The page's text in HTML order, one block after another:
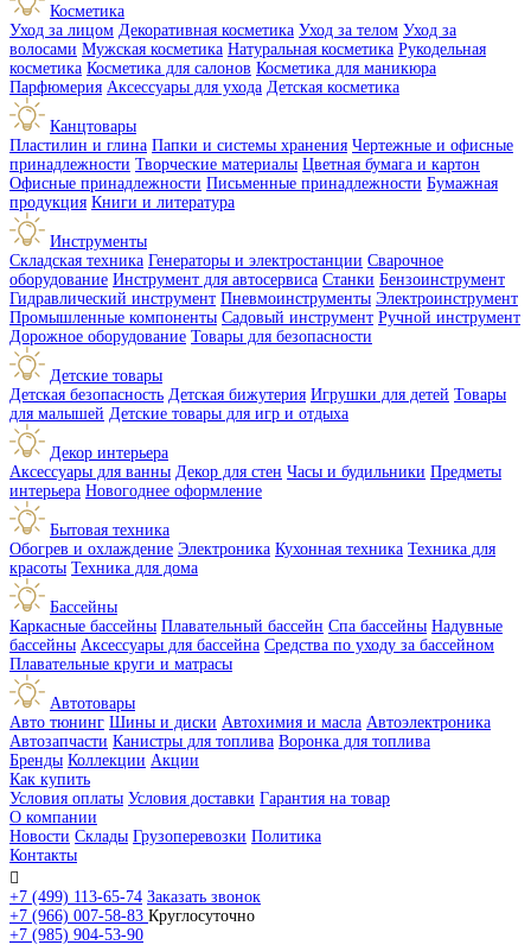
Косметика
Уход за лицом Декоративная косметика Уход за телом Уход за
волосами Мужская косметика Натуральная косметика Рукодельная
косметика Косметика для салонов Косметика для маникюра
Парфюмерия Аксессуары для ухода Детская косметика
Канцтовары
Пластилин и глина Папки и системы хранения Чертежные и офисные
принадлежности Творческие материалы Цветная бумага и картон
Офисные принадлежности Письменные принадлежности Бумажная
продукция Книги и литература
Инструменты
Складская техника Генераторы и электростанции Сварочное
оборудование Инструмент для автосервиса Станки Бензоинструмент
Гидравлический инструмент Пневмоинструменты Электроинструмент
Промышленные компоненты Садовый инструмент Ручной инструмент
Дорожное оборудование Товары для безопасности
Детские товары
Детская безопасность Детская бижутерия Игрушки для детей Товары
для малышей Детские товары для игр и отдыха
Декор интерьера
Аксессуары для ванны Декор для стен Часы и будильники Предметы
интерьера Новогоднее оформление
Бытовая техника
Обогрев и охлаждение Электроника Кухонная техника Техника для
красоты Техника для дома
Бассейны
Каркасные бассейны Плавательный бассейн Спа бассейны Надувные
бассейны Аксессуары для бассейна Средства по уходу за бассейном
Плавательные круги и матрасы
Автотовары
Авто тюнинг Шины и диски Автохимия и масла Автоэлектроника
Автозапчасти Канистры для топлива Воронка для топлива
Бренды Коллекции Акции
Как купить
Условия оплаты Условия доставки Гарантия на товар
О компании
Новости Склады Грузоперевозки Политика
Контакты

+7 (499) 113-65-74 Заказать звонок
+7 (966) 007-58-83 Круглосуточно
+7 (985) 904-53-90